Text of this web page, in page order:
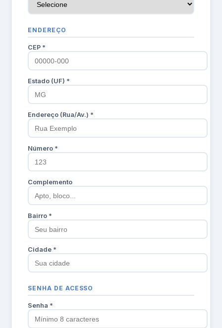
ENDEREÇO
CEP *
Estado (UF) *
Endereço (Rua/Av.) *
Número *
Complemento
Bairro *
Cidade *
SENHA DE ACESSO
Senha *